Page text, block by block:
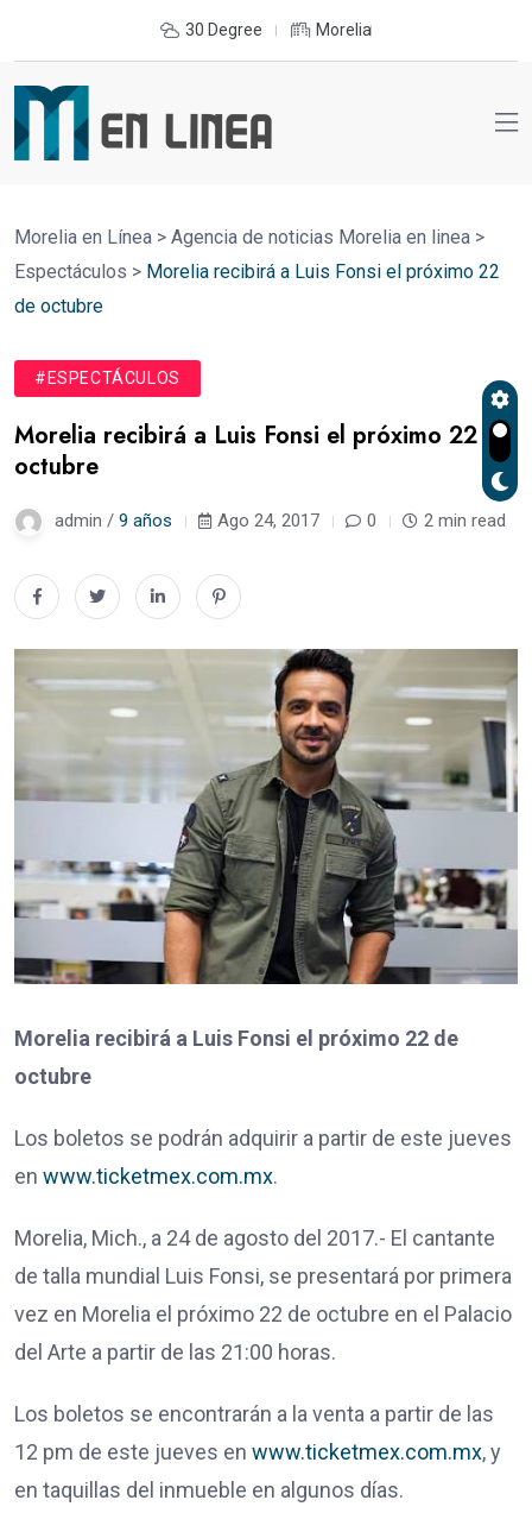
30 Degree Morelia
Morelia en Línea > Agencia de noticias Morelia en linea >
Espectáculos > Morelia recibirá a Luis Fonsi el próximo 22
de octubre
#ESPECTÁCULOS
Morelia recibirá a Luis Fonsi el próximo 22 de
octubre
admin / 9 años Ago 24, 2017 0 2 min read
Morelia recibirá a Luis Fonsi el próximo 22 de
octubre
Los boletos se podrán adquirir a partir de este jueves
en www.ticketmex.com.mx.
Morelia, Mich., a 24 de agosto del 2017.- El cantante
de talla mundial Luis Fonsi, se presentará por primera
vez en Morelia el próximo 22 de octubre en el Palacio
del Arte a partir de las 21:00 horas.
Los boletos se encontrarán a la venta a partir de las
12 pm de este jueves en www.ticketmex.com.mx, y
en taquillas del inmueble en algunos días.